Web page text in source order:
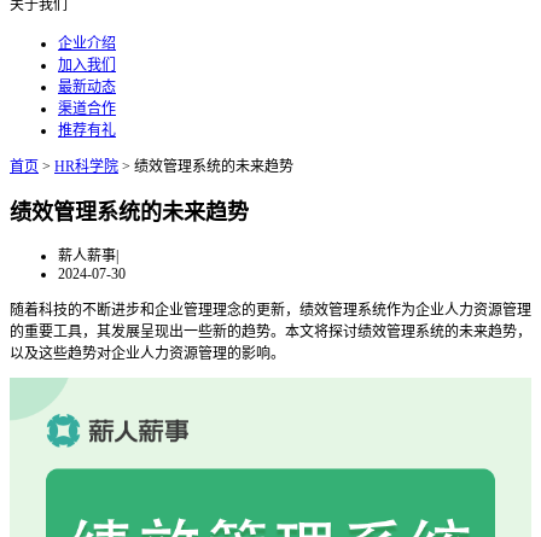
关于我们
企业介绍
加入我们
最新动态
渠道合作
推荐有礼
首页 > HR科学院 > 绩效管理系统的未来趋势
绩效管理系统的未来趋势
薪人薪事|
2024-07-30
随着科技的不断进步和企业管理理念的更新，绩效管理系统作为企业人力资源管理
的重要工具，其发展呈现出一些新的趋势。本文将探讨绩效管理系统的未来趋势，
以及这些趋势对企业人力资源管理的影响。